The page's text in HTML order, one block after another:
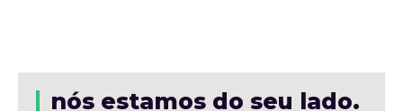
nós estamos do seu lado.